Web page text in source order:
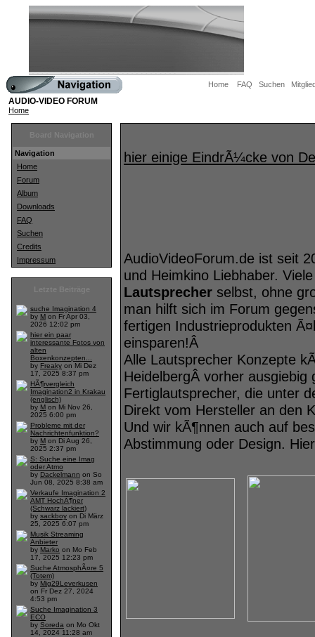
Home FAQ Suchen
AUDIO-VIDEO FORUM
Home
Navigation
Home
Forum
Album
Downloads
FAQ
Suchen
Credits
Impressum
suche Imagination 4
by M on Fr Apr 03,
2026 12:02 pm
hier ein paar
interessante Fotos von
alten
Boxenkonzepten...
by Freaky on Mi Dez
17, 2025 8:37 pm
HÃ¶rvergleich
Imagination2 in Krakau
(englisch)
by M on Mi Nov 26,
2025 6:00 pm
Probleme mit der
Nachrichtenfunktion?
by M on Di Aug 26,
2025 2:37 pm
S: Suche eine Imag
oder Atmo
by Dackelmann on So
Jun 08, 2025 8:38 am
Verkaufe Imagination 2
AMT HochÃ¶ner
(Schwarz lackiert)
by sackboy on Di März
25, 2025 6:07 pm
Musik Streaming
Anbieter
by Marko on Mo Feb
17, 2025 12:23 pm
Suche AtmosphÃ¤re 5
(Totem)
by Mig29Leverkusen
on Fr Dez 27, 2024
4:53 pm
Suche Imagination 3
ECO
by Soreda on Mo Okt
14, 2024 11:28 am
hier einige EindrÃ¼cke von
AudioVideoForum.de ist seit
und Heimkino Liebhaber.
Lautsprecher selbst, ohne
man hilft sich im Forum
fertigen Industrieprodukten
einsparen!Â
Alle Lautsprecher Konzepte
HeidelbergÂ vorher
Fertiglautsprecher, die unter
Direkt vom Hersteller an den
Und wir kÃ¶nnen auch auf
Abstimmung oder Design.